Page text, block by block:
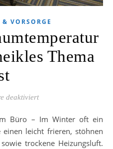
VORSORGE
Thema
deaktiviertfür Warum die
einen leicht frieren, stöhnen
trockene Heizungsluft.